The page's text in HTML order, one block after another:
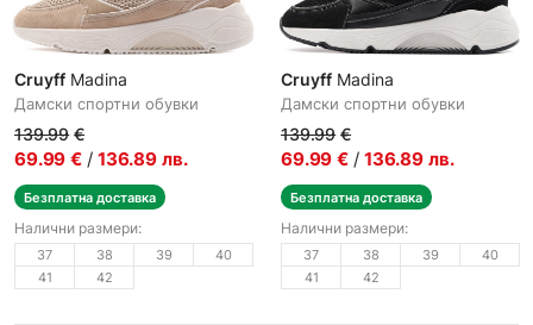
Cruyff Madina
Дамски спортни обувки
139.99 €
69.99 € / 136.89 лв.
Безплатна доставка
Налични размери:
37 38 39
40
41
42
Cruyff Madina
Дамски спортни обувки
139.99 €
69.99 € / 136.89 лв.
Безплатна доставка
Налични размери:
37 38 39
40
41
42